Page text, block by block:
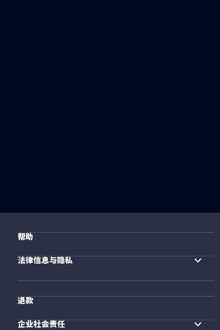
帮助
法律信息与隐私
退款
企业社会责任